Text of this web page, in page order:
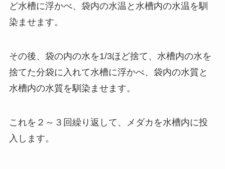
ど水槽に浮かべ、袋内の水温と水槽内の水温を馴
染ませます。
その後、袋の内の水を1/3ほど捨て、水槽内の水を
捨てた分袋に入れて水槽に浮かべ、袋内の水質と
水槽内の水質を馴染ませます。
これを２～３回繰り返して、メダカを水槽内に投
入します。